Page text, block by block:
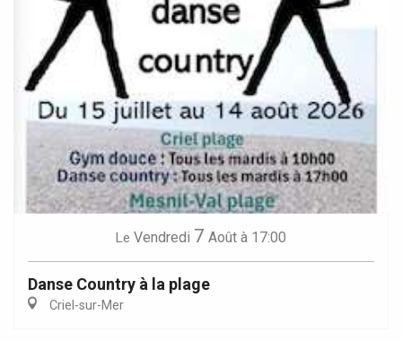
Le Vendredi 7 Août à 17:00
Danse Country à la plage
Criel-sur-Mer